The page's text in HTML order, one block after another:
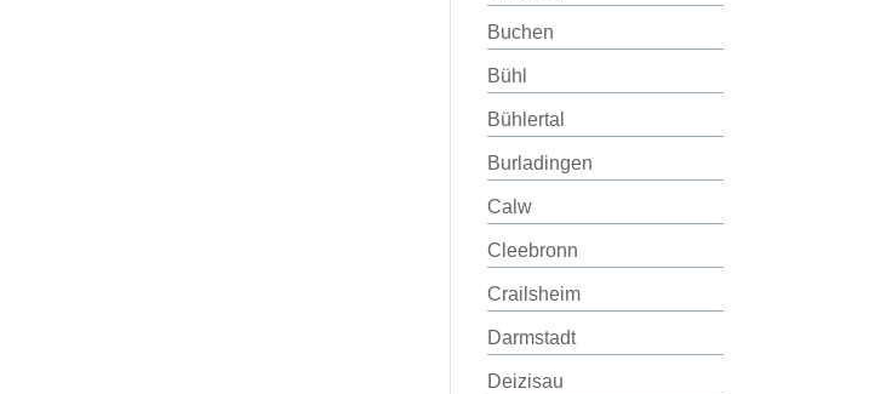
Buchen
Bühl
Bühlertal
Burladingen
Calw
Cleebronn
Crailsheim
Darmstadt
Deizisau